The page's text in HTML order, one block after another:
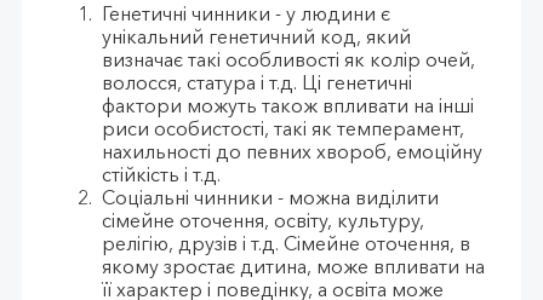
Генетичні чинники - у людини є
унікальний генетичний код, який
визначає такі особливості як колір очей,
волосся, статура і т.д. Ці генетичні
фактори можуть також впливати на інші
риси особистості, такі як темперамент,
нахильності до певних хвороб, емоційну
стійкість і т.д.
Соціальні чинники - можна виділити
сімейне оточення, освіту, культуру,
релігію, друзів і т.д. Сімейне оточення, в
якому зростає дитина, може впливати на
її характер і поведінку, а освіта може